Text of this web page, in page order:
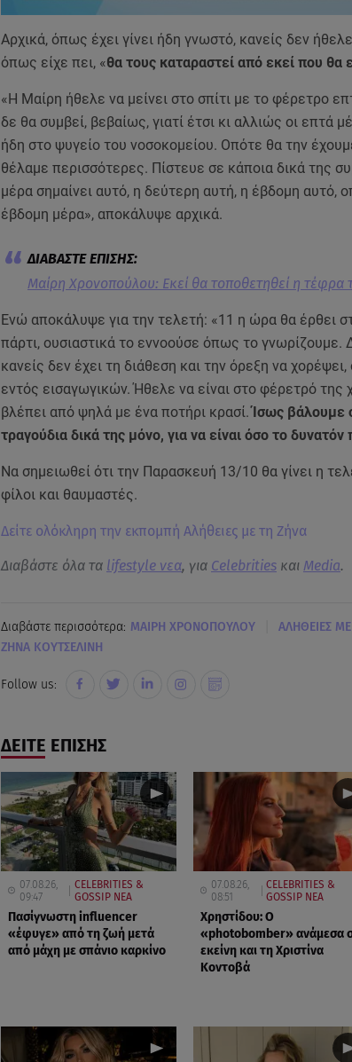
Αρχικά, όπως έχει γίνει ήδη γνωστό, κανείς δεν
όπως είχε πει, «θα τους καταραστεί από εκεί που θα
«Η Μαίρη ήθελε να μείνει στο σπίτι με το φέρετρο
δε θα συμβεί, βεβαίως, γιατί έτσι κι αλλιώς οι επτά
ήδη στο ψυγείο του νοσοκομείου. Οπότε θα την
θέλαμε περισσότερες. Πίστευε σε κάποια δικά της
μέρα σημαίνει αυτό, η δεύτερη αυτή, η έβδομη αυτό,
έβδομη μέρα», αποκάλυψε αρχικά.
Μαίρη Χρονοπούλου: Εκεί θα τοποθετηθεί η τέφρα
Ενώ αποκάλυψε για την τελετή: «11 η ώρα θα έρθει
πάρτι, ουσιαστικά το εννοούσε όπως το γνωρίζουμε.
κανείς δεν έχει τη διάθεση και την όρεξη να
εντός εισαγωγικών. Ήθελε να είναι στο φέρετρό της
βλέπει από ψηλά με ένα ποτήρι κρασί.Ίσως βάλουμε
τραγούδια δικά της μόνο, για να είναι όσο το
Να σημειωθεί ότι την Παρασκευή 13/10 θα γίνει η
φίλοι και θαυμαστές.
Δείτε ολόκληρη την εκπομπή Αλήθειες με τη Ζήνα
Διαβάστε όλα τα lifestyle νεα, για Celebritiesκαι Media.
Διαβάστε περισσότερα: ΜΑΙΡΗ ΧΡΟΝΟΠΟΥΛΟΥ ΑΛΗΘΕΙΕΣ
ΖΗΝΑ ΚΟΥΤΣΕΛΙΝΗ
Follow us:
ΔΕΙΤΕ ΕΠΙΣΗΣ
07.08.26,
09:47
CELEBRITIES &
GOSSIP ΝΕΑ
Πασίγνωστη influencer
«έφυγε» από τη ζωή μετά
από μάχη με σπάνιο καρκίνο
07.08.26,
08:51
CELEBRITIES &
GOSSIP ΝΕΑ
Χρηστίδου: Ο
«photobomber» ανάμεσα
εκείνη και τη Χριστίνα
Κοντοβά